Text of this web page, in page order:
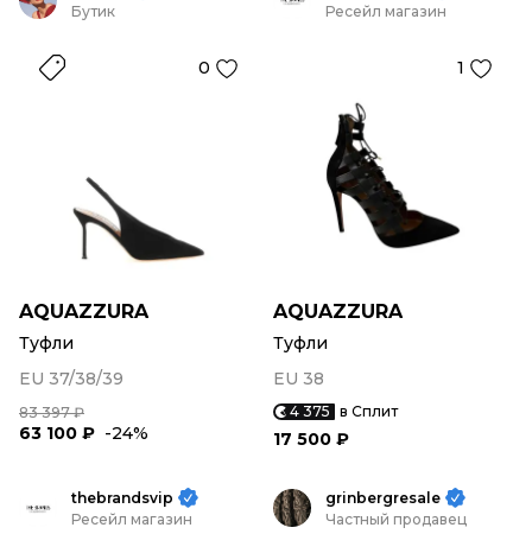
Бутик
0
AQUAZZURA
Туфли
EU 37/38/39
83 397 ₽
63 100 ₽ -24%
Ресейл магазин
1
AQUAZZURA
Туфли
EU 38
4 375 в Сплит
17 500 ₽
thebrandsvip
Ресейл магазин
grinbergresale
Частный продавец